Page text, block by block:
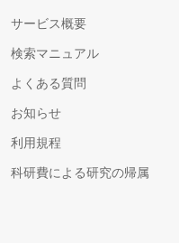
サービス概要
検索マニュアル
よくある質問
お知らせ
利用規程
科研費による研究の帰属